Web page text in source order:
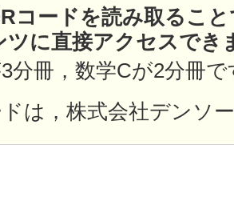
コードを読み取るこ
ツに直接アクセスでき
分冊，数学Cが2分冊で
は，株式会社デンソ